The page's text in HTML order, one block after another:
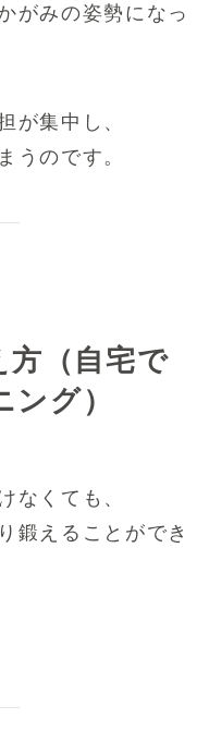
がみの姿勢になっ
が集中し、
うのです。
方（自宅で
グ）
なくても、
鍛えることができ